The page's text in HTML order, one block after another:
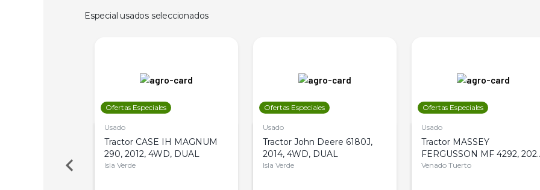
Especial usados seleccionados
Ofertas Especiales
Usado
Tractor CASE IH MAGNUM
290, 2012, 4WD, DUAL
Isla Verde
Ofertas Especiales
Usado
Tractor John Deere 6180J,
2014, 4WD, DUAL
Isla Verde
Ofertas Especiales
Usado
Tractor MASSEY
FERGUSSON MF 4292,
4WD, PATON
Venado Tuerto